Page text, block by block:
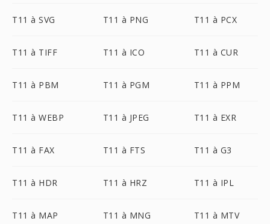
T11 à SVG T11 à PNG T11 à PCX
T11 à TIFF T11 à ICO T11 à CUR
T11 à PBM T11 à PGM T11 à PPM
T11 à WEBP T11 à JPEG T11 à EXR
T11 à FAX T11 à FTS T11 à G3
T11 à HDR T11 à HRZ T11 à IPL
T11 à MAP T11 à MNG T11 à MTV